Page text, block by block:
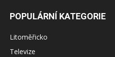
POPULÁRNÍ KATEGORIE
Litoměřicko
Televize